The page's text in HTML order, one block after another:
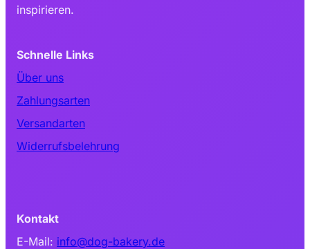
inspirieren.
Schnelle Links
Über uns
Zahlungsarten
Versandarten
Widerrufsbelehrung
Kontakt
E-Mail: info@dog-bakery.de